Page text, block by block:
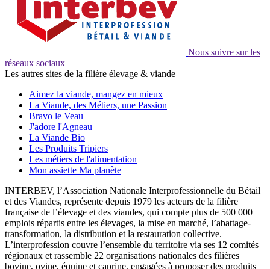
Nous suivre sur les
réseaux sociaux
Les autres sites de la filière élevage & viande
Aimez la viande, mangez en mieux
La Viande, des Métiers, une Passion
Bravo le Veau
J'adore l'Agneau
La Viande Bio
Les Produits Tripiers
Les métiers de l'alimentation
Mon assiette Ma planète
INTERBEV, l’Association Nationale Interprofessionnelle du Bétail
et des Viandes, représente depuis 1979 les acteurs de la filière
française de l’élevage et des viandes, qui compte plus de 500 000
emplois répartis entre les élevages, la mise en marché, l’abattage-
transformation, la distribution et la restauration collective.
L’interprofession couvre l’ensemble du territoire via ses 12 comités
régionaux et rassemble 22 organisations nationales des filières
bovine, ovine, équine et caprine, engagées à proposer des produits